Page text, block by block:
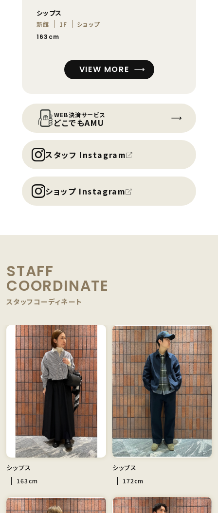
シップス
新館 1F
ショップ
163cm
VIEW MORE
WEB決済サービス
どこでもAMU
スタッフ Instagram
ショップ Instagram
STAFF
COORDINATE
スタッフコーディネート
シップス
163cm
シップス
172cm